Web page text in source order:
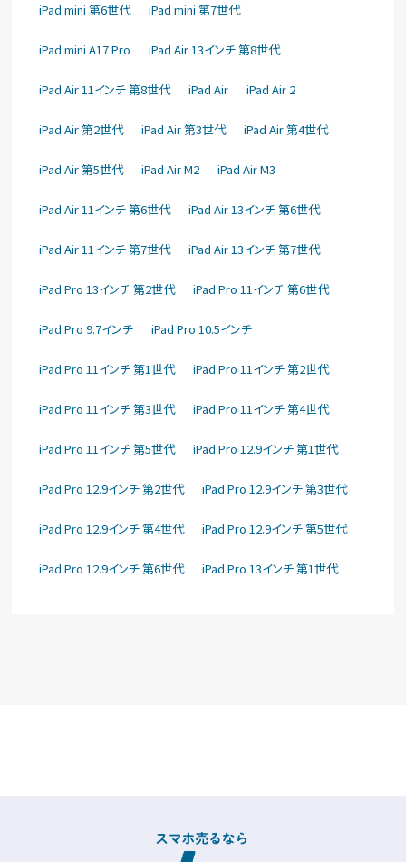
iPad mini 第6世代 iPad mini 第7世代
iPad mini A17 Pro iPad Air 13インチ 第8世代
iPad Air 11インチ 第8世代 iPad Air iPad Air 2
iPad Air 第2世代 iPad Air 第3世代 iPad Air 第4世代
iPad Air 第5世代 iPad Air M2 iPad Air M3
iPad Air 11インチ 第6世代 iPad Air 13インチ 第6世代
iPad Air 11インチ 第7世代 iPad Air 13インチ 第7世代
iPad Pro 13インチ 第2世代 iPad Pro 11インチ 第6世代
iPad Pro 9.7インチ iPad Pro 10.5インチ
iPad Pro 11インチ 第1世代 iPad Pro 11インチ 第2世代
iPad Pro 11インチ 第3世代 iPad Pro 11インチ 第4世代
iPad Pro 11インチ 第5世代 iPad Pro 12.9インチ 第1世代
iPad Pro 12.9インチ 第2世代 iPad Pro 12.9インチ 第3世代
iPad Pro 12.9インチ 第4世代 iPad Pro 12.9インチ 第5世代
iPad Pro 12.9インチ 第6世代 iPad Pro 13インチ 第1世代